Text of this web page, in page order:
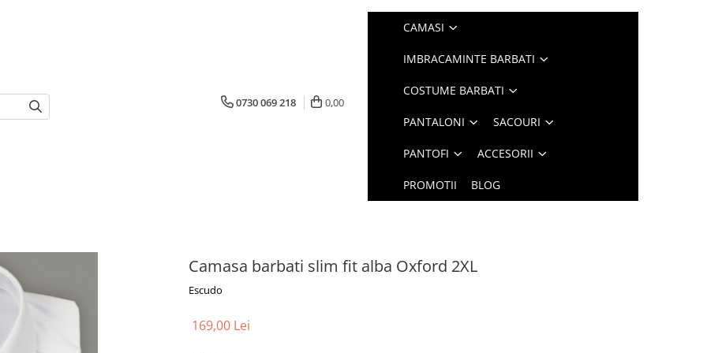
0730 069 218 0,00
CAMASI
IMBRACAMINTE BARBATI
COSTUME BARBATI
PANTALONI SACOURI
PANTOFI ACCESORII
PROMOTII BLOG
Camasa barbati slim fit alba Oxford 2XL
Escudo
169,00 Lei